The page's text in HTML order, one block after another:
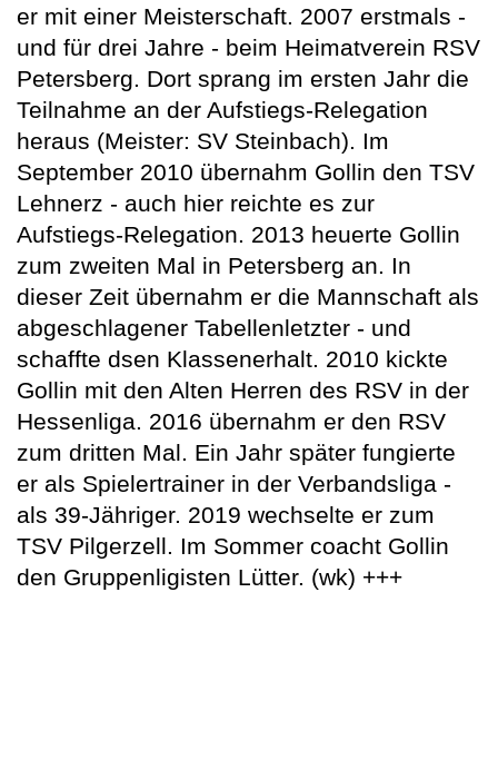
er mit einer Meisterschaft. 2007 erstmals -
und für drei Jahre - beim Heimatverein RSV
Petersberg. Dort sprang im ersten Jahr die
Teilnahme an der Aufstiegs-Relegation
heraus (Meister: SV Steinbach). Im
September 2010 übernahm Gollin den TSV
Lehnerz - auch hier reichte es zur
Aufstiegs-Relegation. 2013 heuerte Gollin
zum zweiten Mal in Petersberg an. In
dieser Zeit übernahm er die Mannschaft als
abgeschlagener Tabellenletzter - und
schaffte dsen Klassenerhalt. 2010 kickte
Gollin mit den Alten Herren des RSV in der
Hessenliga. 2016 übernahm er den RSV
zum dritten Mal. Ein Jahr später fungierte
er als Spielertrainer in der Verbandsliga -
als 39-Jähriger. 2019 wechselte er zum
TSV Pilgerzell. Im Sommer coacht Gollin
den Gruppenligisten Lütter. (wk) +++